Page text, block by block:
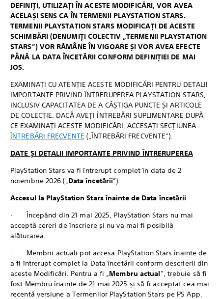
DEFINIȚI, UTILIZAȚI ÎN ACESTE MODIFICĂRI, VOR AVEA
ACELAȘI SENS CA ÎN TERMENII PLAYSTATION STARS.
TERMENII PLAYSTATION STARS MODIFICAȚI DE ACESTE
SCHIMBĂRI (DENUMIȚI COLECTIV „TERMENII PLAYSTATION
STARS”) VOR RĂMÂNE ÎN VIGOARE ȘI VOR AVEA EFECTE
PÂNĂ LA DATA ÎNCETĂRII CONFORM DEFINIȚIEI DE MAI
JOS.
EXAMINAȚI CU ATENȚIE ACESTE MODIFICĂRI PENTRU DETALII
IMPORTANTE PRIVIND ÎNTRERUPEREA PLAYSTATION STARS,
INCLUSIV CAPACITATEA DE A CÂȘTIGA PUNCTE ȘI ARTICOLE
DE COLECȚIE. DACĂ AVEȚI ÎNTREBĂRI SUPLIMENTARE DUPĂ
CE EXAMINAȚI ACESTE MODIFICĂRI, ACCESAȚI SECȚIUNEA
ÎNTREBĂRI FRECVENTE („ÎNTREBĂRI FRECVENTE”).
DATE ȘI DETALII IMPORTANTE PRIVIND ÎNTRERUPEREA
PlayStation Stars va fi întrerupt complet în data de 2
noiembrie 2026 („Data încetării”).
Accesul la PlayStation Stars înainte de Data încetării
· Începând din 21 mai 2025, PlayStation Stars nu mai
acceptă cereri de înscriere și nu va mai fi posibilă
alăturarea.
· Membrii actuali pot accesa PlayStation Stars înainte de
a fi întrerupt complet la Data încetării conform descrierii din
aceste Modificări. Pentru a fi „Membru actual”, trebuie să fi
fost Membru înainte de 21 mai 2025 și să fi acceptat cea mai
recentă versiune a Termenilor PlayStation Stars pe PS App.